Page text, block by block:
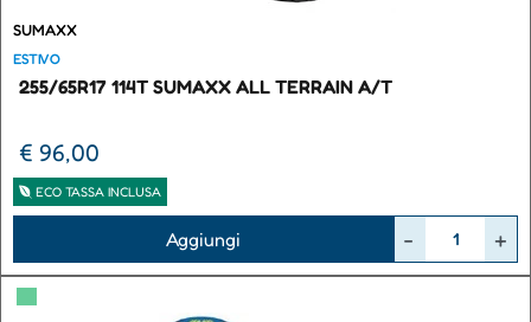
SUMAXX
ESTIVO
255/65R17 114T SUMAXX ALL TERRAIN A/T
€ 96,00
ECO TASSA INCLUSA
Aggiungi
▀